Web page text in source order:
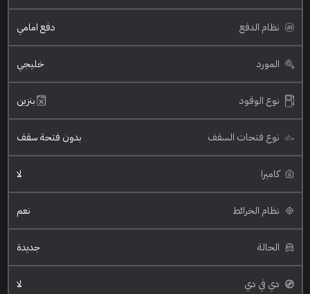
نظام الدفع دفع امامي
المورد خليجي
نوع الوقود بنزين
نوع فتحات السقف بدون فتحة سقف
كاميرا لا
نظام الخرائط نعم
الحالة جديدة
دي في دي لا